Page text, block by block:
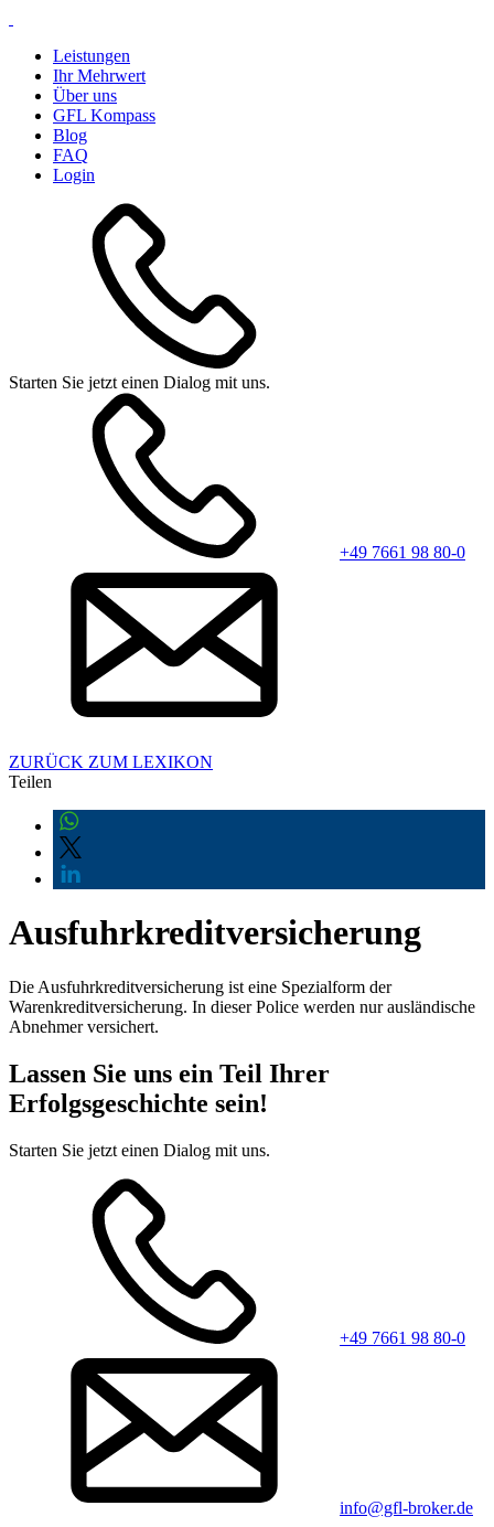
Leistungen
Ihr Mehrwert
Über uns
GFL Kompass
Blog
FAQ
Login
Starten Sie jetzt einen Dialog mit uns.
+49 7661 98 80-0
ZURÜCK ZUM LEXIKON
Teilen
Ausfuhrkreditversicherung
Die Ausfuhrkreditversicherung ist eine Spezialform der
Warenkreditversicherung. In dieser Police werden nur ausländische
Abnehmer versichert.
Lassen Sie uns ein Teil Ihrer
Erfolgsgeschichte sein!
Starten Sie jetzt einen Dialog mit uns.
+49 7661 98 80-0
info@gfl-broker.de